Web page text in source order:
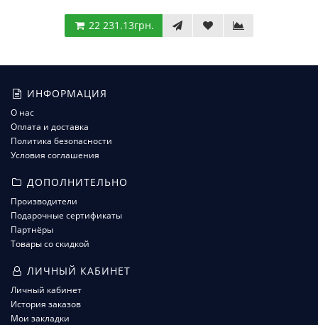
22 231.13грн.
ИНФОРМАЦИЯ
О нас
Оплата и доставка
Политика безопасности
Условия соглашения
ДОПОЛНИТЕЛЬНО
Производители
Подарочные сертификаты
Партнёры
Товары со скидкой
ЛИЧНЫЙ КАБИНЕТ
Личный кабинет
История заказов
Мои закладки